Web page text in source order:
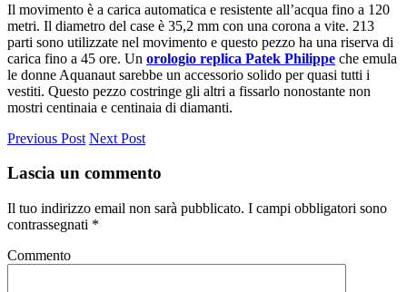
Il movimento è a carica automatica e resistente all’acqua fino a 120
metri. Il diametro del case è 35,2 mm con una corona a vite. 213
parti sono utilizzate nel movimento e questo pezzo ha una riserva di
carica fino a 45 ore. Un orologio replica Patek Philippe che emula
le donne Aquanaut sarebbe un accessorio solido per quasi tutti i
vestiti. Questo pezzo costringe gli altri a fissarlo nonostante non
mostri centinaia e centinaia di diamanti.
Previous Post Next Post
Lascia un commento
Il tuo indirizzo email non sarà pubblicato. I campi obbligatori sono
contrassegnati *
Commento